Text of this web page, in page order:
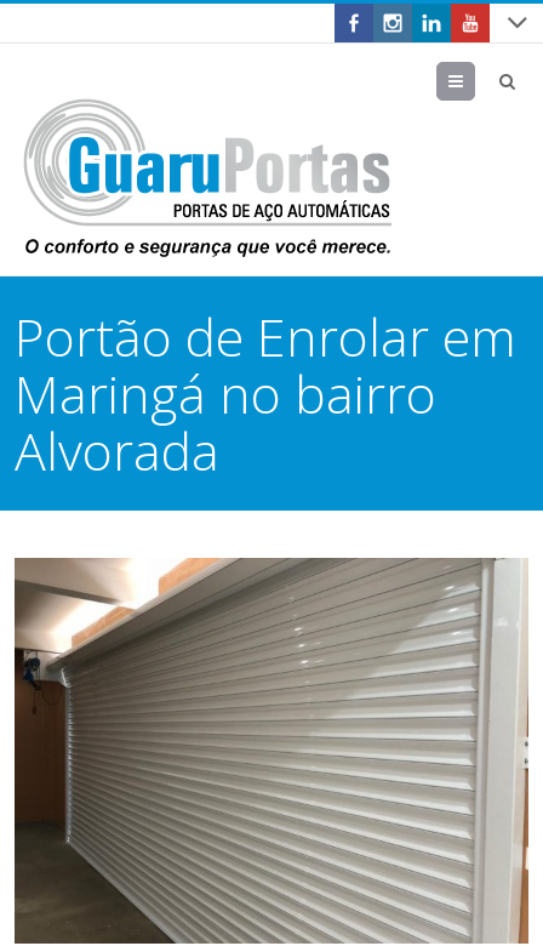
Menu
Portão de Enrolar em
Maringá no bairro
Alvorada